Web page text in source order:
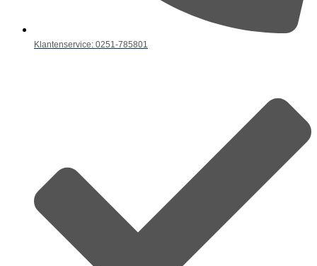
Klantenservice: 0251-785801